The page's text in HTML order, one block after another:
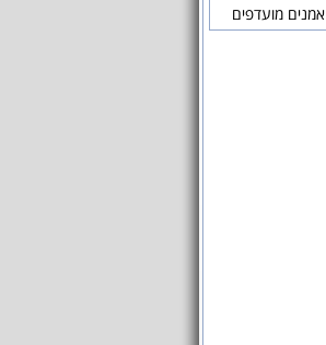
אמנים מועדפים